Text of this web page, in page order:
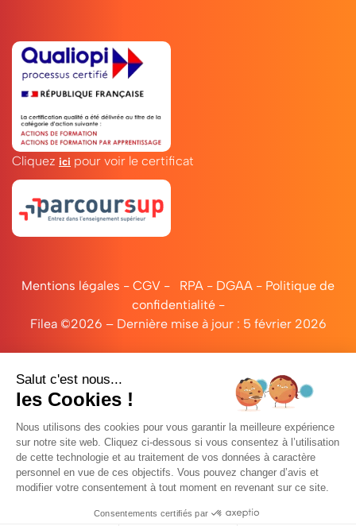
Cliquez ici pour voir le certificat
Mentions légales - CGV - RPA - DGAA - Politique de
confidentialité-
Filea ©2026 – Dernière mise à jour : 5 février 2026